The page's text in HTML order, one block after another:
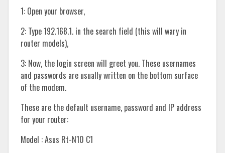
1: Open your browser,
2: Type 192.168.1. in the search field (this will wary in
router models),
3: Now, the login screen will greet you. These usernames
and passwords are usually written on the bottom surface
of the modem.
These are the default username, password and IP address
for your router:
Model : Asus Rt-N10 C1